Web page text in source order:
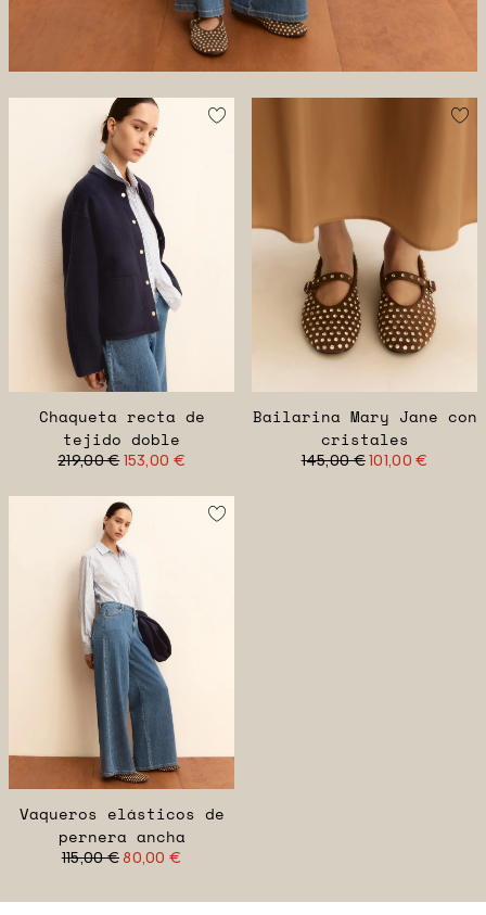
Chaqueta recta de
tejido doble
219,00 € 153,00 €
Bailarina Mary Jane con
cristales
145,00 €101,00 €
Vaqueros elásticos de
pernera ancha
115,00 € 80,00 €